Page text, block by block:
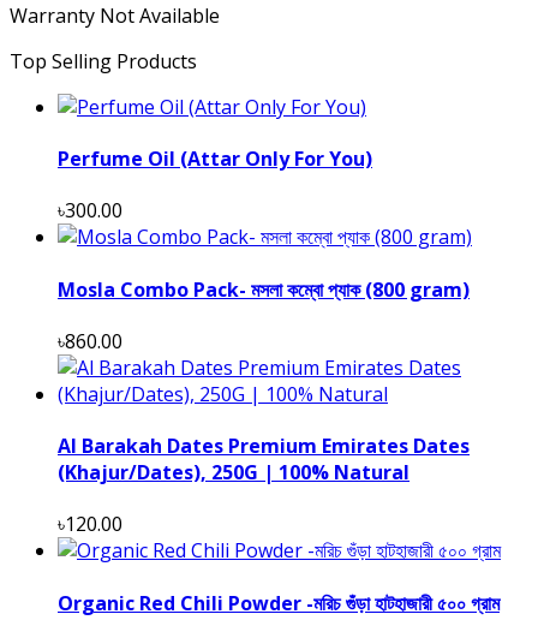
Warranty Not Available
Top Selling Products
Perfume Oil (Attar Only For You)
৳300.00
Mosla Combo Pack- মসলা কম্বো প্যাক (800 gram)
৳860.00
Al Barakah Dates Premium Emirates Dates
(Khajur/Dates), 250G | 100% Natural
৳120.00
Organic Red Chili Powder -মরিচ গুঁড়া হাটহাজারী ৫০০ গ্রাম